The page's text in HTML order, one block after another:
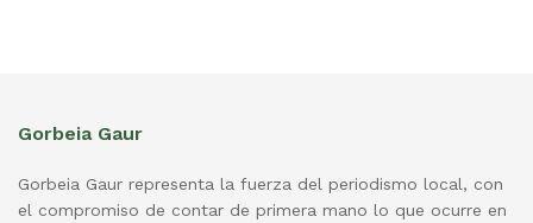
Gorbeia Gaur
Gorbeia Gaur representa la fuerza del periodismo local, con
el compromiso de contar de primera mano lo que ocurre en